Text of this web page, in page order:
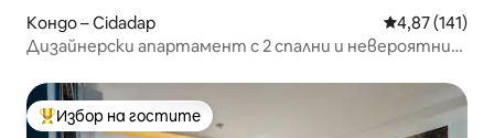
Кондо – Cidadap Средна
4,87 (141)
Дизайнерски апартамент с 2 спални и невероятни
Най-популярен избор на гостите
Избор на гостите